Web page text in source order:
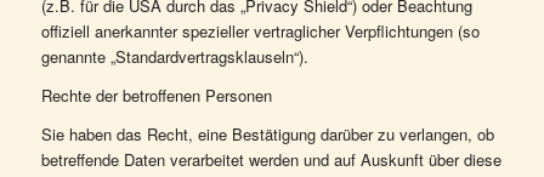
(z.B. für die USA durch das „Privacy Shield“) oder Beachtung
offiziell anerkannter spezieller vertraglicher Verpflichtungen (so
genannte „Standardvertragsklauseln“).
Rechte der betroffenen Personen
Sie haben das Recht, eine Bestätigung darüber zu verlangen, ob
betreffende Daten verarbeitet werden und auf Auskunft über diese